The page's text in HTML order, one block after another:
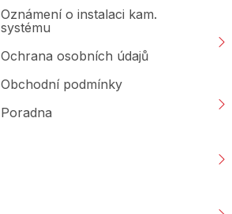
Oznámení o instalaci kam.
systému
Ochrana osobních údajů
Obchodní podmínky
Poradna